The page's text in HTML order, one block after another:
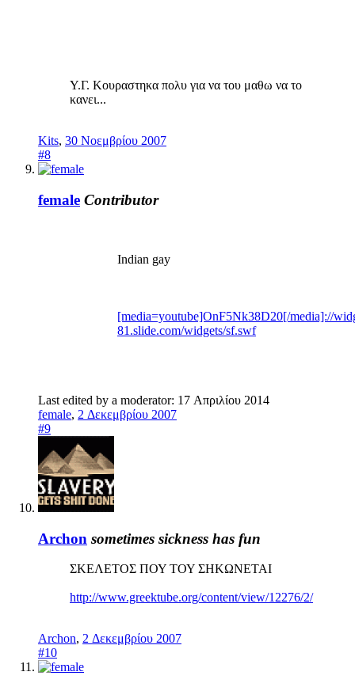
Y.Γ. Κουραστηκα πολυ για να του μαθω να το
κανει...
Kits, 30 Νοεμβρίου 2007
#8
female Contributor
Indian gay
[media=youtube]OnF5Nk38D20[/media]://
81.slide.com/widgets/sf.swf
Last edited by a moderator: 17 Απριλίου 2014
female, 2 Δεκεμβρίου 2007
#9
Archon sometimes sickness has fun
ΣΚΕΛΕΤΟΣ ΠΟΥ ΤΟΥ ΣΗΚΩΝΕΤΑΙ
http://www.greektube.org/content/view/12276/2/
Archon, 2 Δεκεμβρίου 2007
#10